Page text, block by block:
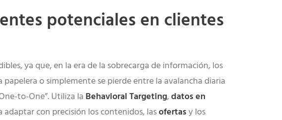
potenciales en clientes
ya que, en la era de la sobrecarga de información, los
o simplemente se pierde entre la avalancha diaria
to-One”. Utiliza la Behavioral Targeting,datos en
con precisión los contenidos, lasofertasy los